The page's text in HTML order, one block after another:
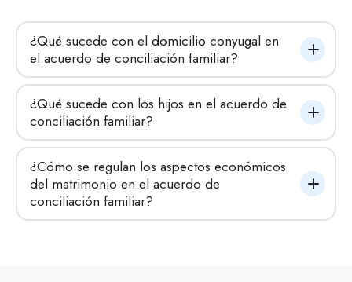
¿Qué sucede con el domicilio conyugal en
el acuerdo de conciliación familiar?
¿Qué sucede con los hijos en el acuerdo de
conciliación familiar?
¿Cómo se regulan los aspectos económicos
del matrimonio en el acuerdo de
conciliación familiar?